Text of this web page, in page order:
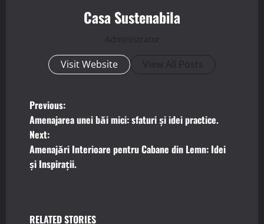
Casa Sustenabila
Administrator
Visit Website View All Posts
P
o
s
Previous:
Amenajarea unei băi mici: sfaturi și idei practice.
Next:
Amenajări Interioare pentru Cabane din Lemn: Idei
și Inspirații.
RELATED STORIES